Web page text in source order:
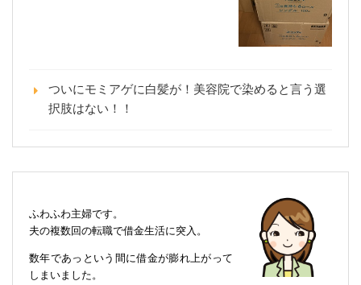
ついにモミアゲに白髪が！美容院で染めると言う選
択肢はない！！
ふわふわ主婦です。
夫の複数回の転職で借金生活に突入。
数年であっという間に借金が膨れ上がって
しまいました。